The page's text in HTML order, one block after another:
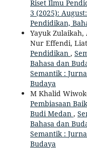
Riset Ilmu
3 (2025):
Pendidikan,
Yayuk
Nur Effendi,
Pendidikan ,
Bahasa dan
Semantik :
Budaya
M Khalid
Pembiasaan
Budi Medan ,
Bahasa dan
Semantik :
Budaya